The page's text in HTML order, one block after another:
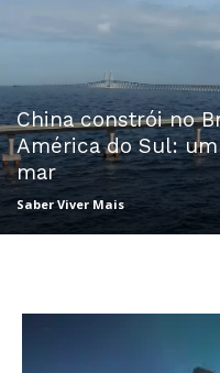
China constrói no
América do Sul:
mar
Saber Viver Mais